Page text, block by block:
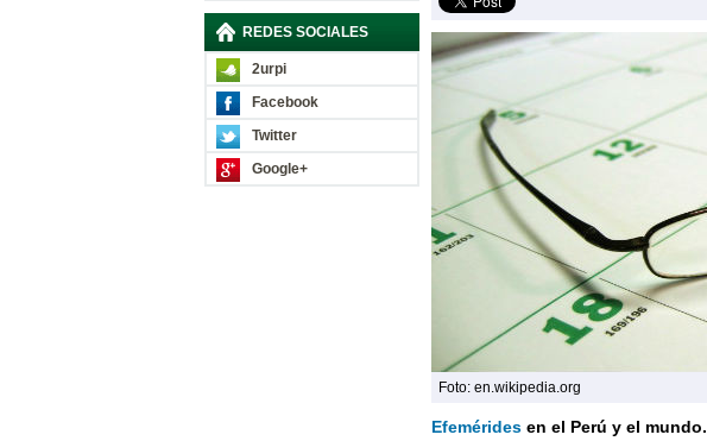
REDES SOCIALES
2urpi
Facebook
Twitter
Google+
Foto: en.wikipedia.org
Efeméridesen el Perú y el mundo.